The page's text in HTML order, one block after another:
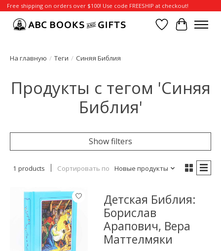
Free shipping on orders over $100! Use code FREESHIP at checkout!
Отложенные
Корзина
На главную / Теги / Синяя Библия
Продукты с тегом 'Синяя
Библия'
Show filters
1 products Сортировать по Новые продукты
Детская Библия:
Борислав
Арапович, Вера
Маттелмяки